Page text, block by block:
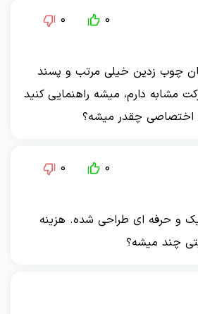
0
0
چوب زدين خيلي مرتب و پسند
مشابه دارم، ميشه راهنمايي كنيد
اختصاصي چقدر ميشه؟
0
0
و حرفه ای طراحی شده. هزینه
چند میشه؟